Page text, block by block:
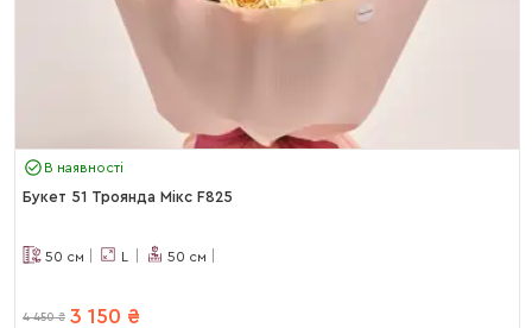
В наявності
Букет 51 Троянда Мікс F825
50 см L 50 см
4 450 ₴ 3 150 ₴